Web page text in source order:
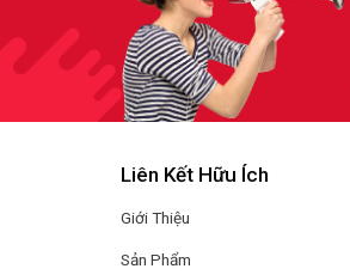
Liên Kết Hữu Ích
Giới Thiệu
Sản Phẩm